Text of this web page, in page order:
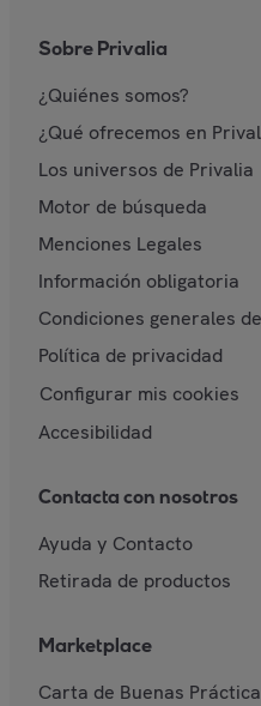
Sobre Privalia
¿Quiénes somos?
¿Qué ofrecemos en
Los universos de Privalia
Motor de búsqueda
Menciones Legales
Información obligatoria
Condiciones generales
Política de privacidad
Configurar mis cookies
Accesibilidad
Contacta con nosotros
Ayuda y Contacto
Retirada de productos
Marketplace
Carta de Buenas